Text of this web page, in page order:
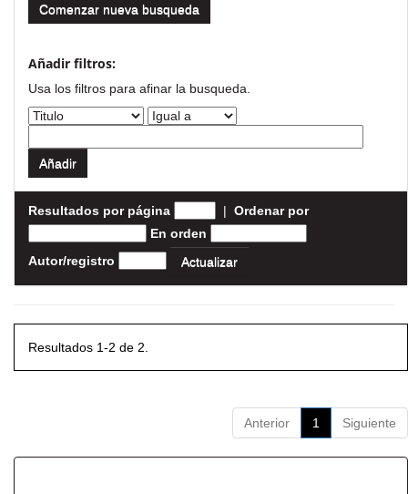
Comenzar nueva busqueda
Añadir filtros:
Usa los filtros para afinar la busqueda.
Resultados por página | Ordenar por
En orden
Autor/registro
Resultados 1-2 de 2.
Anterior 1 Siguiente